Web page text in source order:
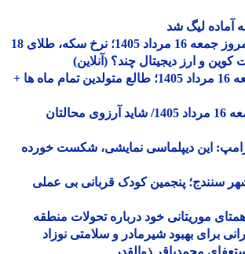
قیمت طلا و دلار امروز جمعه 16 مرداد 1405؛ نرخ سکه، طلای 18
و ارز دیجیتال چند؟ (آنلاین)
فال شمع فردا جمعه 16 مرداد 1405؛ طالع متولدین تمام ماه ها +
فال ابجد امروز جمعه 16 مرداد 1405/ شاید آرزوی محالتان
این دیپلماسی نمایشی، شکست خورده
پنجمین کودک قربانی بی عملی
موریتانی خود درباره تحولات منطقه
بهبود شیرمادر و سلامتی نوزاد